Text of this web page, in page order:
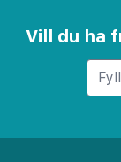
Vill du ha